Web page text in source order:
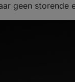
geen storende